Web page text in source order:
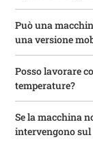
Può una
una versione
Posso lavorare
temperature?
Se la macchina
intervengono sul